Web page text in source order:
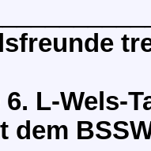
6. L-Wels-
dem